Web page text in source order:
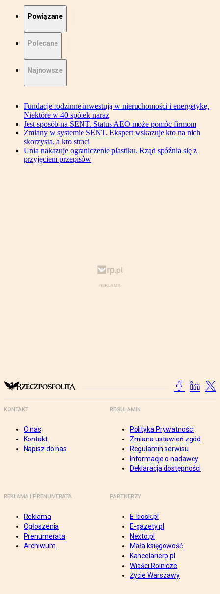
Powiązane
Polecane
Najnowsze
Fundacje rodzinne inwestują w nieruchomości i energetykę.
Niektóre w 40 spółek naraz
Jest sposób na SENT. Status AEO może pomóc firmom
Zmiany w systemie SENT. Ekspert wskazuje kto na nich
skorzysta, a kto straci
Unia nakazuje ograniczenie plastiku. Rząd spóźnia się z
przyjęciem przepisów
KONTAKT
O nas
Kontakt
Napisz do nas
REGULAMIN
Polityka Prywatności
Zmiana ustawień zgód
Regulamin serwisu
Informacje o nadawcy
Deklaracja dostępności
REKLAMA I PRENUMERATA
Reklama
Ogłoszenia
Prenumerata
Archiwum
PARTNERZY
E-kiosk.pl
E-gazety.pl
Nexto.pl
Mała księgowość
Kancelarierp.pl
Wieści Rolnicze
Życie Warszawy